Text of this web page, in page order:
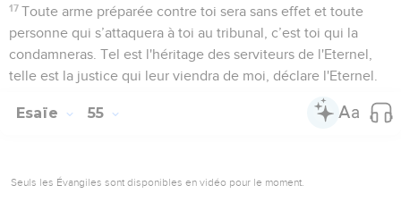
17 Toute arme préparée contre toi sera sans effet et toute
personne qui s’attaquera à toi au tribunal, c’est toi qui la
condamneras. Tel est l'héritage des serviteurs de l'Eternel,
telle est la justice qui leur viendra de moi, déclare l'Eternel.
Esaïe 55
Seuls les Évangiles sont disponibles en vidéo pour le moment.